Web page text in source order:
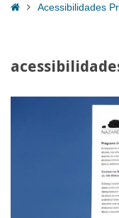
HomeAcessibilidades